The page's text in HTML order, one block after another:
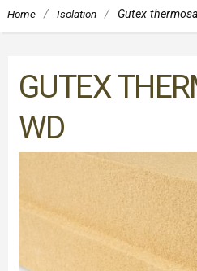
Home / Isolation / Gutex
GUTEX
WD